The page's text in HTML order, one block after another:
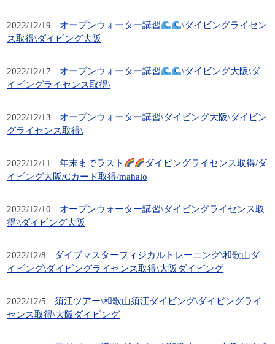
2022/12/19 オープンウォーター講習
\ダイビングライセン
ス取得\ダイビング大阪
2022/12/17 オープンウォーター講習
\ダイビング大阪\ダ
イビングライセンス取得\
2022/12/13
オープンウォーター講習\ダイビング大阪\ダイビン
グライセンス取得\
2022/12/11 年末までラスト
ダイビングライセンス取得/ダ
イビング大阪/Cカード取得/mahalo
2022/12/10
オープンウォーター講習\ダイビングライセンス取
得\\ダイビング大阪
2022/12/8
ダイブマスターフィジカルトレーニング\和歌山ダ
イビング\ダイビングライセンス取得\大阪ダイビング
2022/12/5
須江ツアー\和歌山須江ダイビング\ダイビングライ
センス取得\大阪ダイビング